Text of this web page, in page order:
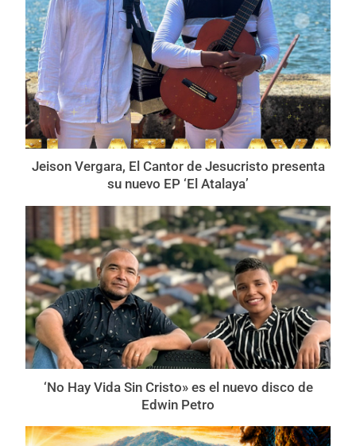
Jeison Vergara, El Cantor de Jesucristo presenta
su nuevo EP ‘El Atalaya’
‘No Hay Vida Sin Cristo» es el nuevo disco de
Edwin Petro